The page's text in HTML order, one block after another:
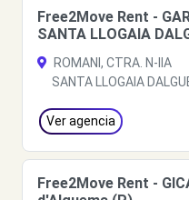
Free2Move Rent -
SANTA LLOGAIA
ROMANI, CTRA. N-IIA
SANTA LLOGAIA
Ver agencia
Free2Move Rent -